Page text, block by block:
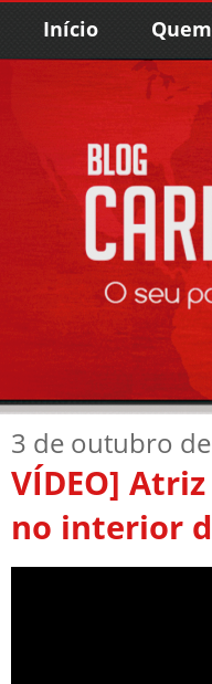
Início
3 de outubro
VÍDEO]
no interior